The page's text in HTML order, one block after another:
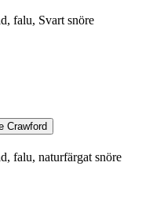
falu, Svart snöre
Crawford
falu, naturfärgat snöre